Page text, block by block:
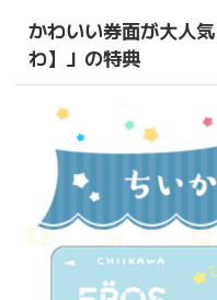
かわいい券面が大人
わ】」の特典